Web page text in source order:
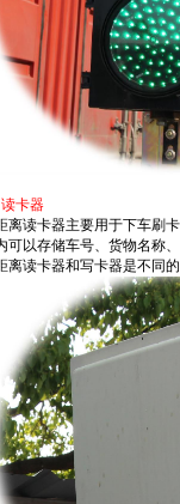
读卡器
离读卡器主要用于下车刷
可以存储车号、货物名称
离读卡器和写卡器是不同